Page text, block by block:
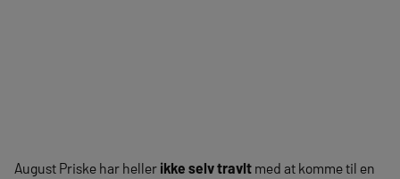
August Priske har heller ikke selv travlt med at komme til en